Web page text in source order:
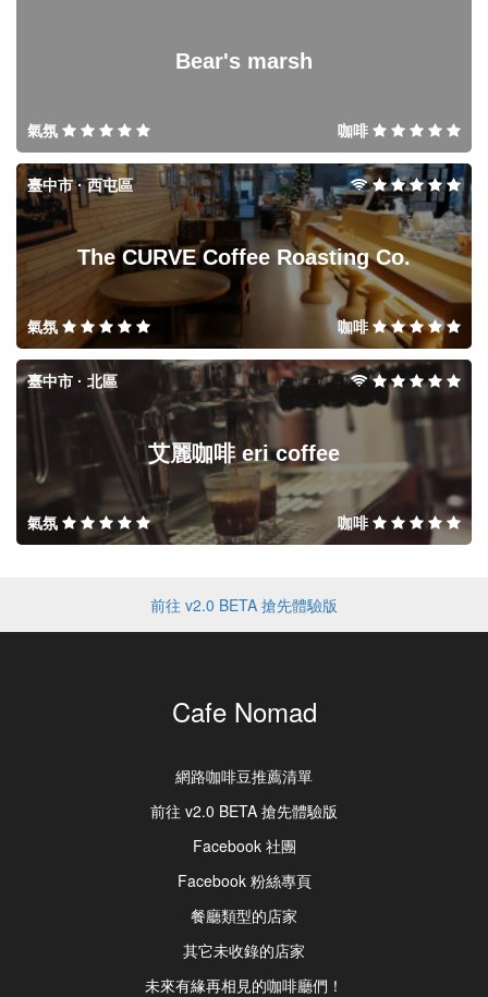
Bear's marsh
氣氛 咖啡
The CURVE Coffee Roasting Co.
臺中市 · 西屯區
氣氛 咖啡
艾麗咖啡 eri coffee
臺中市 · 北區
氣氛 咖啡
前往 v2.0 BETA 搶先體驗版
Cafe Nomad
網路咖啡豆推薦清單
前往 v2.0 BETA 搶先體驗版
Facebook 社團
Facebook 粉絲專頁
餐廳類型的店家
其它未收錄的店家
未來有緣再相見的咖啡廳們！